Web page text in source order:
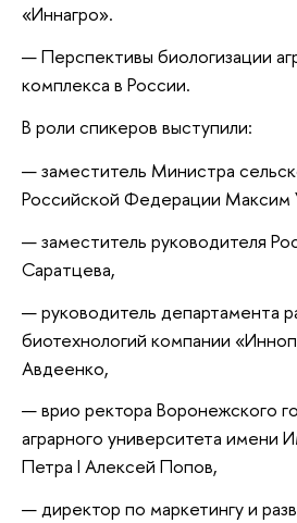
«Иннагро».
Перспективы биологизации
комплекса в России.
В роли спикеров выступили:
заместитель Министра
Российской Федерации Максим
заместитель руководителя
Саратцева,
руководитель департамента
биотехнологий компании
Авдеенко,
врио ректора Воронежского
аграрного университета имени
Петра I Алексей Попов,
директор по маркетингу и